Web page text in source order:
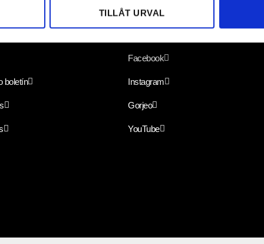
TILLÅT URVAL
boletín
Facebook
Instagram
Gorjeo
YouTube